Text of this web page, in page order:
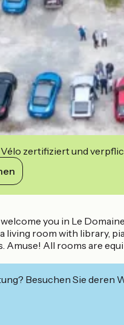
zertifiziert und
welcome you in Le
a living room with library,
Amuse! All rooms are
Besuchen Sie